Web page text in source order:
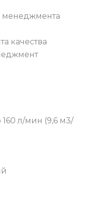
менеджмента
качества
л/мин (9,6 м3/